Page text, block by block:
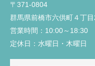
〒371-0804
群馬県前橋市六供町４丁
営業時間： 10:00～18:30
定休日： 水曜日・木曜日